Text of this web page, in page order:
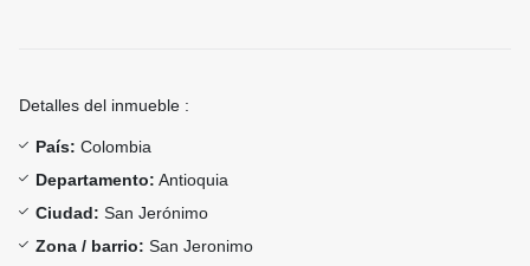
Detalles del inmueble :
País: Colombia
Departamento: Antioquia
Ciudad: San Jerónimo
Zona / barrio: San Jeronimo